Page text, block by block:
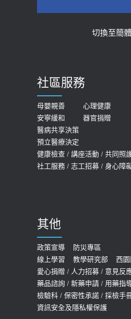
2026-05-21
女性必看國健署公費懶
查完全免費 沒做虧大了
2026-05-14
質密度檢查！醫：注意5
膝蓋退化有9大部位 骨科
一定得換人工關節
2019-10-08
20歲迪士尼男星因癲癇
孩最好發、醫師點出8大
2019-07-09
預約
2022-01-07
114年【公費流感及新冠
預約
2025-09-30
切換至簡體
社區服務
母嬰親善
心理健康
安寧緩和
器官捐贈
醫病共享決策
預立醫療決定
健康檢查 / 講座活動 / 共同照
社工服務 / 志工招募 / 身心障
其他
政策宣導
防災專區
線上學習
教學研究部
西
愛心捐贈 / 人力招募 / 意見反
藥品諮詢 / 新藥申請 / 用藥指
檢驗科 / 保密性承諾 / 採檢手
資訊安全及隱私權保護